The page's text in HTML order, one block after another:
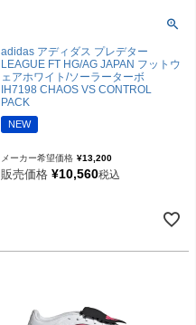
adidas アディダス プレデター
LEAGUE FT HG/AG JAPAN フットウ
ェアホワイト/ソーラーターボ
IH7198 CHAOS VS CONTROL
PACK
NEW
メーカー希望価格 ¥13,200
販売価格 ¥10,560税込